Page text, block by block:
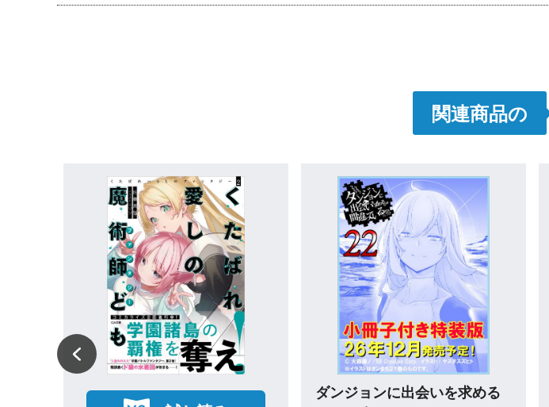
関連商品の
ダンジョンに出会いを求める